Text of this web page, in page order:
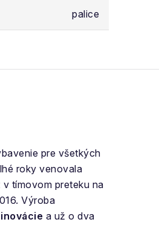
palice
pre všetkých
roky venovala
tímovom preteku na
Výroba
a už o dva